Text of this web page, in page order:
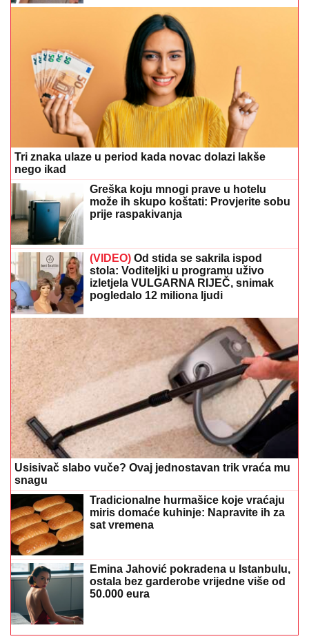
Tri znaka ulaze u period kada novac dolazi lakše
nego ikad
Greška koju mnogi prave u hotelu
može ih skupo koštati: Provjerite sobu
prije raspakivanja
(VIDEO) Od stida se sakrila ispod
stola: Voditeljki u programu uživo
izletjela VULGARNA RIJEČ, snimak
pogledalo 12 miliona ljudi
Usisivač slabo vuče? Ovaj jednostavan trik vraća mu
snagu
Tradicionalne hurmašice koje vraćaju
miris domaće kuhinje: Napravite ih za
sat vremena
Emina Jahović pokradena u Istanbulu,
ostala bez garderobe vrijedne više od
50.000 eura